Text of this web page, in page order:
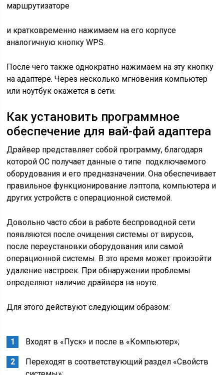
маршрутизаторе
и кратковременно нажимаем на его корпусе
аналогичную кнопку WPS.
После чего также однократно нажимаем на эту кнопку
на адаптере. Через несколько мгновения компьютер
или ноутбук окажется в сети.
Как установить программное
обеспечение для вай-фай адаптера
Драйвер представляет собой программу, благодаря
которой ОС получает данные о типе подключаемого
оборудования и его предназначении. Она обеспечивает
правильное функционирование лэптопа, компьютера и
других устройств с операционной системой.
Довольно часто сбои в работе беспроводной сети
появляются после очищения системы от вирусов,
после переустановки оборудования или самой
операционной системы. В это время может произойти
удаление настроек. При обнаружении проблемы
определяют наличие драйвера на ноуте.
Для этого действуют следующим образом:
Входят в «Пуск» и после в «Компьютер»;
Переходят в соответствующий раздел «Свойств